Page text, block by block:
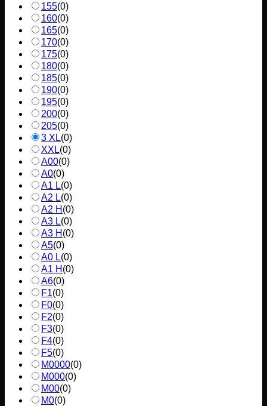
155(0)
160(0)
165(0)
170(0)
175(0)
180(0)
185(0)
190(0)
195(0)
200(0)
205(0)
3 XL(0)
XXL(0)
A00(0)
A0(0)
A1 L(0)
A2 L(0)
A2 H (0)
A3 L(0)
A3 H (0)
A5(0)
A0 L(0)
A1 H (0)
A6(0)
F1(0)
F0(0)
F2(0)
F3(0)
F4(0)
F5(0)
M0000(0)
M000(0)
M00(0)
M0(0)